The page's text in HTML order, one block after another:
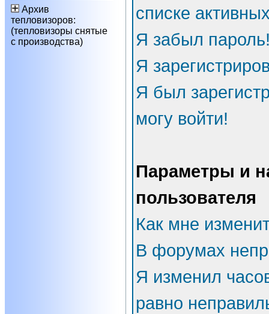
Архив
тепловизоров:
(тепловизоры снятые
с производства)
списке
Я забыл
Я
Я был
могу войти!
Параметры и
пользователя
Как мне
В форумах
Я изменил
равно